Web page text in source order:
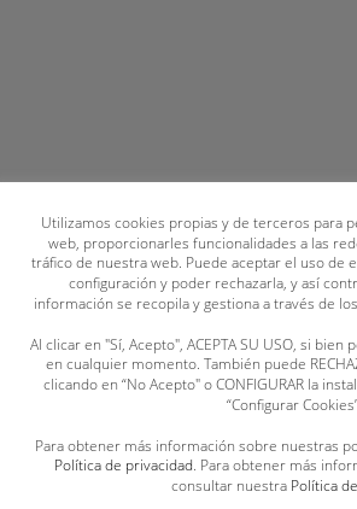
Utilizamos cookies propias y de terceros para
web, proporcionarles funcionalidades a las
tráfico de nuestra web. Puede aceptar el uso de
configuración y poder rechazarla, y así
información se recopila y gestiona a través de
Al clicar en "Sí, Acepto", ACEPTA SU USO, si
en cualquier momento. También puede
clicando en “No Acepto" o CONFIGURAR la
“Configurar
Para obtener más información sobre nuestras
Política de privacidad. Para obtener más
consultar nuestra Política